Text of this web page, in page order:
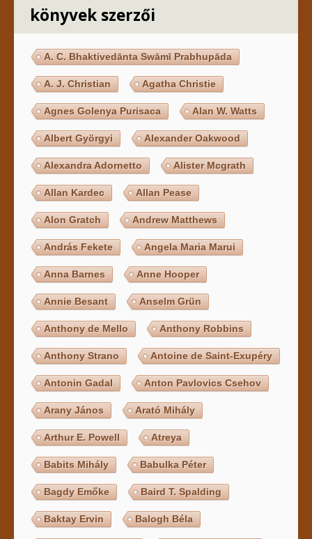
könyvek szerzői
A. C. Bhaktivedānta Swāmī Prabhupāda
A. J. Christian Agatha Christie
Agnes Golenya Purisaca Alan W. Watts
Albert Györgyi Alexander Oakwood
Alexandra Adornetto Alister Mcgrath
Allan Kardec Allan Pease
Alon Gratch Andrew Matthews
András Fekete Angela Maria Marui
Anna Barnes Anne Hooper
Annie Besant Anselm Grün
Anthony de Mello Anthony Robbins
Anthony Strano Antoine de Saint-Exupéry
Antonin Gadal Anton Pavlovics Csehov
Arany János Arató Mihály
Arthur E. Powell Atreya
Babits Mihály Babulka Péter
Bagdy Emőke Baird T. Spalding
Baktay Ervin Balogh Béla